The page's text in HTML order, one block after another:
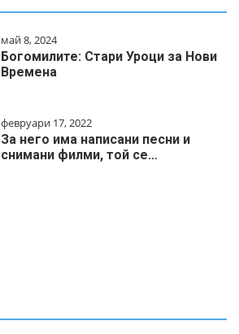
май 8, 2024
Богомилите: Стари Уроци за Нови
Времена
февруари 17, 2022
За него има написани песни и
снимани филми, той се…